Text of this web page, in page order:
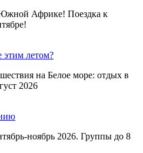
Африке! Поездка к
этим летом?
на Белое море: отдых в
2026
ноябрь 2026. Группы до 8